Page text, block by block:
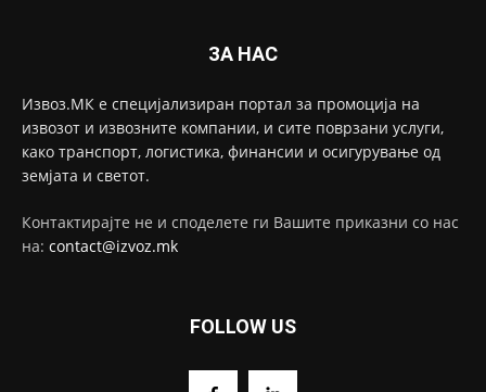
ЗА НАС
Извоз.МК е специјализиран портал за промоција на
извозот и извозните компании, и сите поврзани услуги,
како транспорт, логистика, финансии и осигурување од
земјата и светот.
Контактирајте не и споделете ги Вашите приказни со нас
на: contact@izvoz.mk
FOLLOW US